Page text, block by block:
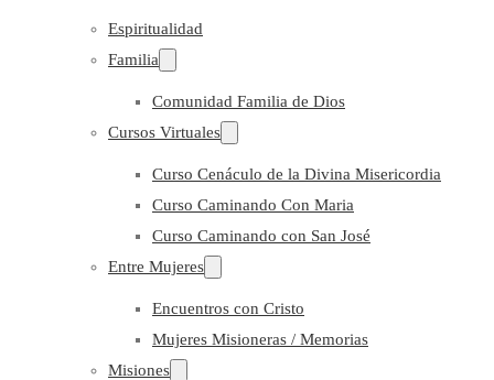
Espiritualidad
Familia
Comunidad Familia de Dios
Cursos Virtuales
Curso Cenáculo de la Divina Misericordia
Curso Caminando Con Maria
Curso Caminando con San José
Entre Mujeres
Encuentros con Cristo
Mujeres Misioneras / Memorias
Misiones